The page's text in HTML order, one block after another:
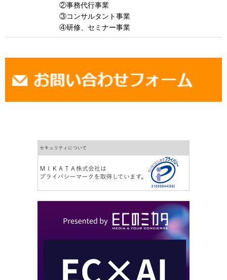
②事務代行事業
③コンサルタント事業
④研修、セミナー事業